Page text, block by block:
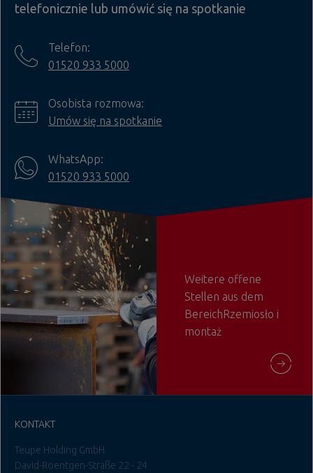
telefonicznie lub umówić się na spotkanie
Telefon:
01520 933 5000
Osobista rozmowa:
Umów się na spotkanie
WhatsApp:
01520 933 5000
Weitere offene
Stellen aus dem
BereichRzemiosło i
montaż
KONTAKT
Teupe Holding GmbH
David-Roentgen-Straße 22 - 24